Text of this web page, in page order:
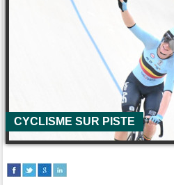
CYCLISME SUR PISTE